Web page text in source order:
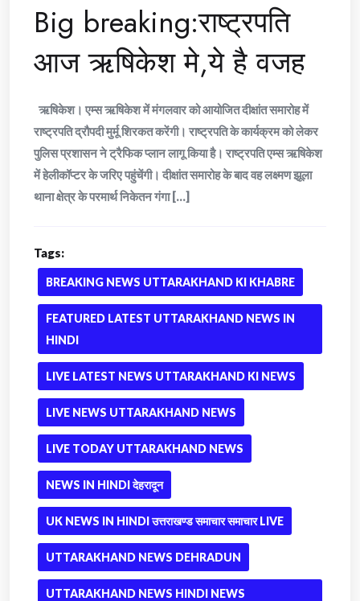
Big breaking:राष्ट्रपति
आज ऋषिकेश मे,ये है वजह
ऋषिकेश। एम्स ऋषिकेश में मंगलवार को आयोजित दीक्षांत समारोह में
राष्ट्रपति द्रौपदी मुर्मू शिरकत करेंगी। राष्ट्रपति के कार्यक्रम को लेकर
पुलिस प्रशासन ने ट्रैफिक प्लान लागू किया है। राष्ट्रपति एम्स ऋषिकेश
में हेलीकॉप्टर के जरिए पहुंचेंगी। दीक्षांत समारोह के बाद वह लक्ष्मण झूला
थाना क्षेत्र के परमार्थ निकेतन गंगा [...]
Tags:
BREAKING NEWS UTTARAKHAND KI KHABRE
FEATURED LATEST UTTARAKHAND NEWS IN
HINDI
LIVE LATEST NEWS UTTARAKHAND KI NEWS
LIVE NEWS UTTARAKHAND NEWS
LIVE TODAY UTTARAKHAND NEWS
NEWS IN HINDI देहरादून
UK NEWS IN HINDI उत्तराखण्ड समाचार समाचार LIVE
UTTARAKHAND NEWS DEHRADUN
UTTARAKHAND NEWS HINDI NEWS